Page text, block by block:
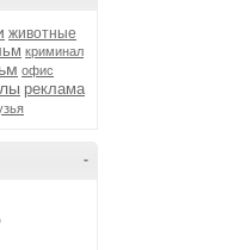
животные
криминал
офис
реклама
-